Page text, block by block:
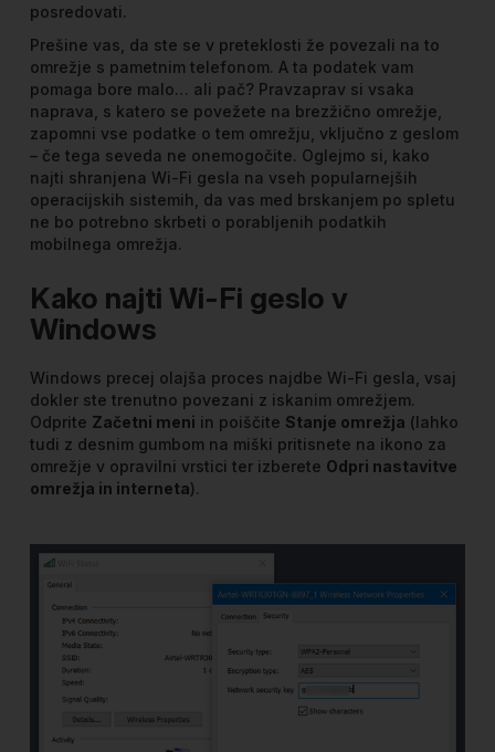
posredovati.
Prešine vas, da ste se v preteklosti že povezali na to
omrežje s pametnim telefonom. A ta podatek vam
pomaga bore malo… ali pač? Pravzaprav si vsaka
naprava, s katero se povežete na brezžično omrežje,
zapomni vse podatke o tem omrežju, vključno z geslom
– če tega seveda ne onemogočite. Oglejmo si, kako
najti shranjena Wi-Fi gesla na vseh popularnejših
operacijskih sistemih, da vas med brskanjem po spletu
ne bo potrebno skrbeti o porabljenih podatkih
mobilnega omrežja.
Kako najti Wi-Fi geslo v
Windows
Windows precej olajša proces najdbe Wi-Fi gesla, vsaj
dokler ste trenutno povezani z iskanim omrežjem.
Odprite Začetni meni in poiščite Stanje omrežja (lahko
tudi z desnim gumbom na miški pritisnete na ikono za
omrežje v opravilni vrstici ter izberete Odpri nastavitve
omrežja in interneta).